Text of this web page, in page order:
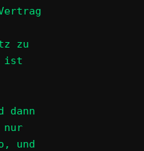
zu
ist
dann
nur
und